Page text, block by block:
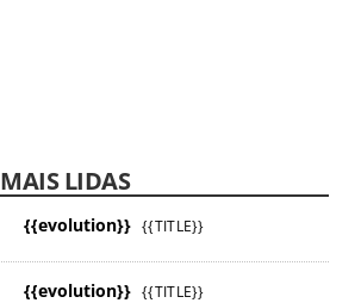
MAIS LIDAS
{{evolution}} {{TITLE}}
{{evolution}} {{TITLE}}